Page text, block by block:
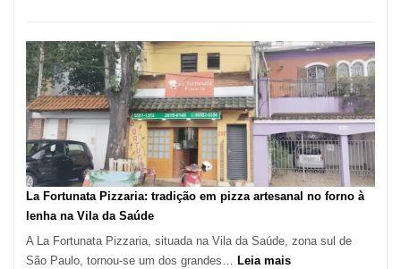
Manga
Se
Tornou
Um
dos
Restaurantes
Mais
Icônicos
La Fortunata Pizzaria: tradição em pizza artesanal no forno à
lenha na Vila da Saúde
A La Fortunata Pizzaria, situada na Vila da Saúde, zona sul de
São Paulo, tornou-se um dos grandes… Leia mais: